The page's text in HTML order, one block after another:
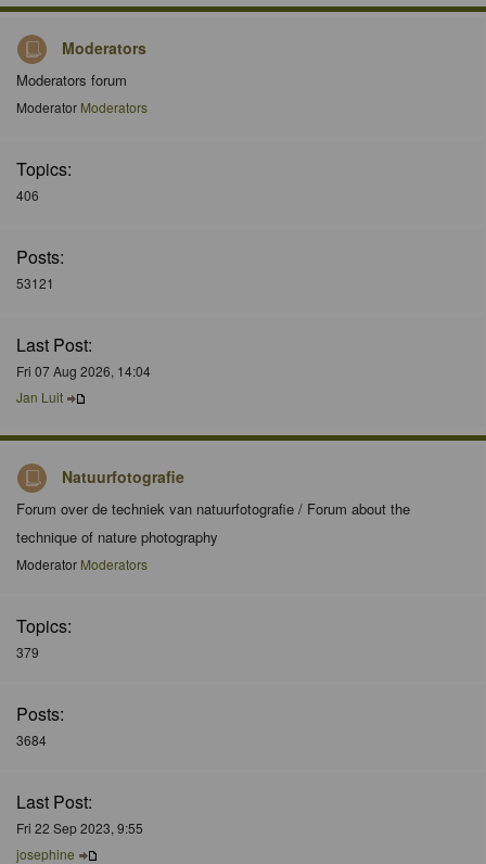
Moderators
Moderators forum
Moderator Moderators
Topics:
406
Posts:
53121
Last Post:
Fri 07 Aug 2026, 14:04
Jan Luit
Natuurfotografie
Forum over de techniek van natuurfotografie / Forum about the
technique of nature photography
Moderator Moderators
Topics:
379
Posts:
3684
Last Post:
Fri 22 Sep 2023, 9:55
josephine